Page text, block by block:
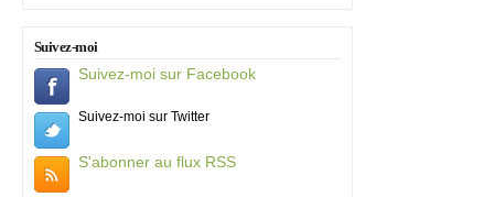
Suivez-moi
Suivez-moi sur Facebook
Suivez-moi sur Twitter
S'abonner au flux RSS